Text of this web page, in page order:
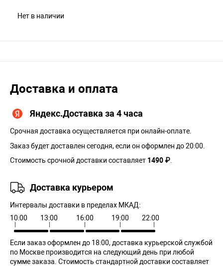
Нет в наличии
Доставка и оплата
Яндекс.Доставка за 4 часа
Срочная доставка осуществляется при онлайн-оплате.
Заказ будет доставлен сегодня, если он оформлен до 20:00.
Стоимость срочной доставки составляет 1490 ₽
Доставка курьером
Интервалы доставки в пределах МКАД:
10:00
13:00 16:00 19:00 22:00
Если заказ оформлен до 18:00, доставка курьерской службой
по Москве производится на следующий день при любой
сумме заказа. Cтоимость стандартной доставки составляет